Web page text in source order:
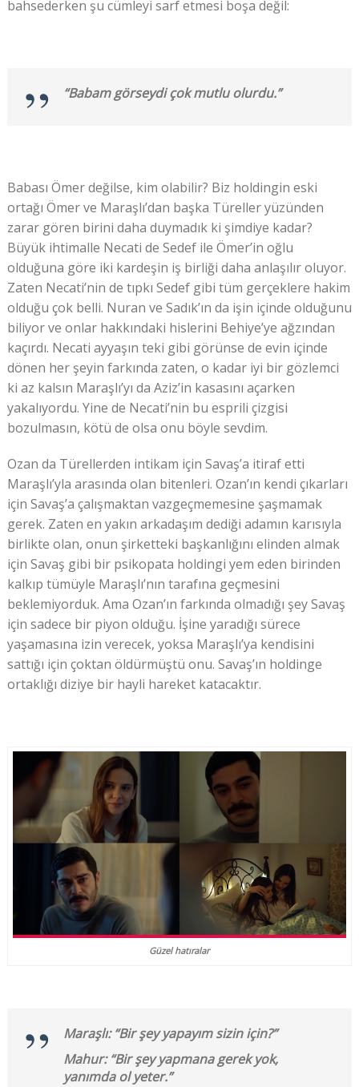
bahsederken şu cümleyi sarf etmesi boşa değil:
“Babam görseydi çok mutlu olurdu.”
Babası Ömer değilse, kim olabilir? Biz holdingin eski
ortağı Ömer ve Maraşlı’dan başka Türeller yüzünden
zarar gören birini daha duymadık ki şimdiye kadar?
Büyük ihtimalle Necati de Sedef ile Ömer’in oğlu
olduğuna göre iki kardeşin iş birliği daha anlaşılır oluyor.
Zaten Necati’nin de tıpkı Sedef gibi tüm gerçeklere hakim
olduğu çok belli. Nuran ve Sadık’ın da işin içinde olduğunu
biliyor ve onlar hakkındaki hislerini Behiye’ye ağzından
kaçırdı. Necati ayyaşın teki gibi görünse de evin içinde
dönen her şeyin farkında zaten, o kadar iyi bir gözlemci
ki az kalsın Maraşlı’yı da Aziz’in kasasını açarken
yakalıyordu. Yine de Necati’nin bu esprili çizgisi
bozulmasın, kötü de olsa onu böyle sevdim.
Ozan da Türellerden intikam için Savaş’a itiraf etti
Maraşlı’yla arasında olan bitenleri. Ozan’ın kendi çıkarları
için Savaş’a çalışmaktan vazgeçmemesine şaşmamak
gerek. Zaten en yakın arkadaşım dediği adamın karısıyla
birlikte olan, onun şirketteki başkanlığını elinden almak
için Savaş gibi bir psikopata holdingi yem eden birinden
kalkıp tümüyle Maraşlı’nın tarafına geçmesini
beklemiyorduk. Ama Ozan’ın farkında olmadığı şey Savaş
için sadece bir piyon olduğu. İşine yaradığı sürece
yaşamasına izin verecek, yoksa Maraşlı’ya kendisini
sattığı için çoktan öldürmüştü onu. Savaş’ın holdinge
ortaklığı diziye bir hayli hareket katacaktır.
Güzel hatıralar
Maraşlı: “Bir şey yapayım sizin için?”
Mahur: “Bir şey yapmana gerek yok,
yanımda ol yeter.”